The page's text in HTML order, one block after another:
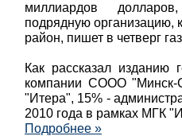
миллиардов
подрядную организацию,
район, пишет в четверг
Как рассказал изданию
компании СООО
"Итера", 15% -
2010 года в рамках МГК
Подробнее »